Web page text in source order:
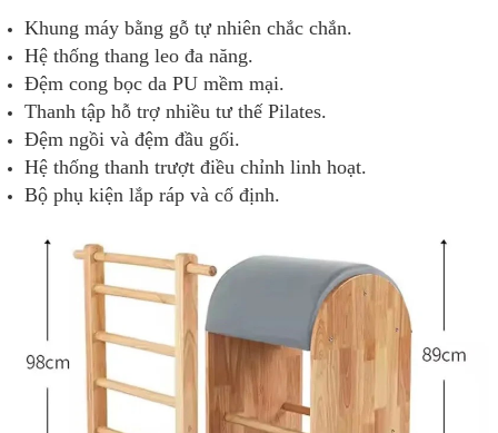
Khung máy bằng gỗ tự nhiên chắc chắn.
Hệ thống thang leo đa năng.
Đệm cong bọc da PU mềm mại.
Thanh tập hỗ trợ nhiều tư thế Pilates.
Đệm ngồi và đệm đầu gối.
Hệ thống thanh trượt điều chỉnh linh hoạt.
Bộ phụ kiện lắp ráp và cố định.